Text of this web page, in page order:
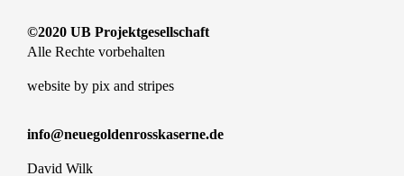
©2020 UB Projektgesellschaft
Alle Rechte vorbehalten
website by pix and stripes
info@neuegoldenrosskaserne.de
David Wilk